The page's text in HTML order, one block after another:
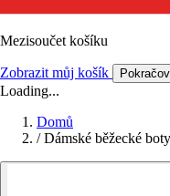
Mezisoučet košíku
Zobrazit můj košík
Loading...
Domů
/ Dámské běžecké